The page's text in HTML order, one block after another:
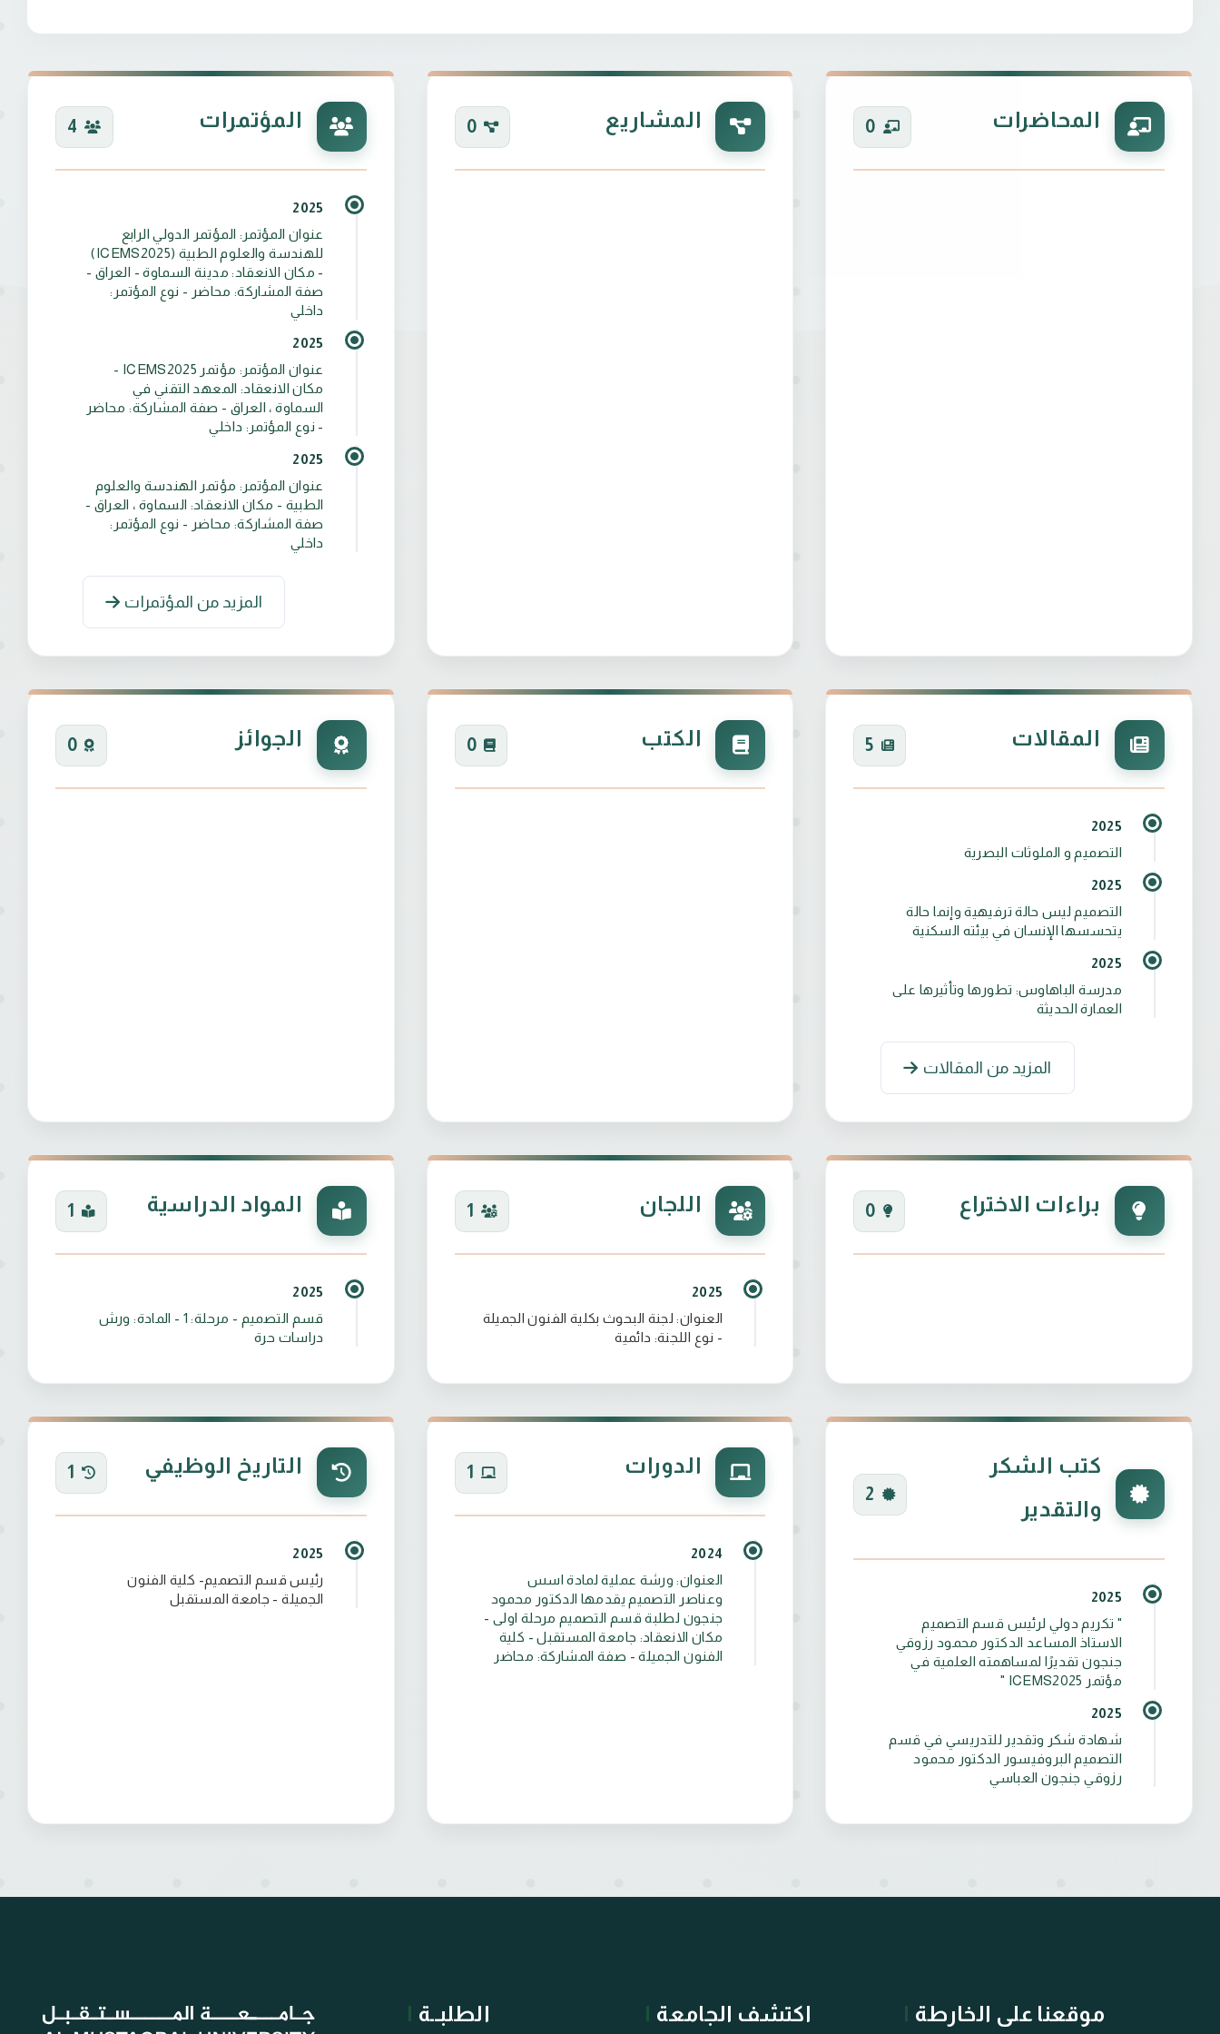
المحاضرات 0 المشاريع 0 المؤتمرات 4
2025
عنوان المؤتمر: المؤتمر الدولي الرابع
للهندسة والعلوم الطبية (ICEMS2025)
- مكان الانعقاد: مدينة السماوة - العراق -
صفة المشاركة: محاضر - نوع المؤتمر:
داخلي
2025
عنوان المؤتمر: مؤتمر ICEMS2025 -
مكان الانعقاد: المعهد التقني في
السماوة ، العراق - صفة المشاركة: محاضر
- نوع المؤتمر: داخلي
2025
عنوان المؤتمر: مؤتمر الهندسة والعلوم
الطبية - مكان الانعقاد: السماوة ، العراق -
صفة المشاركة: محاضر - نوع المؤتمر:
داخلي
المزيد من المؤتمرات
المقالات 5
2025
التصميم و الملوثات البصرية
2025
التصميم ليس حالة ترفيهية وإنما حالة
يتحسسها الإنسان في بيئته السكنية
2025
مدرسة الباهاوس: تطورها وتأثيرها على
العمارة الحديثة
المزيد من المقالات
الكتب 0 الجوائز 0
براءات الاختراع 0 اللجان 1
2025
العنوان: لجنة البحوث بكلية الفنون الجميلة
- نوع اللجنة: دائمية
المواد الدراسية 1
2025
قسم التصميم - مرحلة: 1 - المادة: ورش
دراسات حرة
كتب الشكر
والتقدير
2
2025
" تكريم دولي لرئيس قسم التصميم
الاستاذ المساعد الدكتور محمود رزوقي
جنجون تقديرًا لمساهمته العلمية في
مؤتمر ICEMS2025 "
2025
شهادة شكر وتقدير للتدريسي في قسم
التصميم البروفيسور الدكتور محمود
رزوقي جنجون العباسي
الدورات 1
2024
العنوان: ورشة عملية لمادة اسس
وعناصر التصميم يقدمها الدكتور محمود
جنجون لطلبة قسم التصميم مرحلة اولى -
مكان الانعقاد: جامعة المستقبل - كلية
الفنون الجميلة - صفة المشاركة: محاضر
التاريخ الوظيفي 1
2025
رئيس قسم التصميم- كلية الفنون
الجميلة - جامعة المستقبل
الطلبــة اكتشف الجامعة موقعنا على الخارطة